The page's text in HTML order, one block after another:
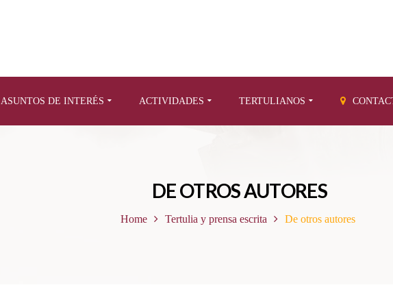
ASUNTOS DE INTERÉS ACTIVIDADES TERTULIANOS
DE OTROS AUTORES
Home Tertulia y prensa escrita De otros autores